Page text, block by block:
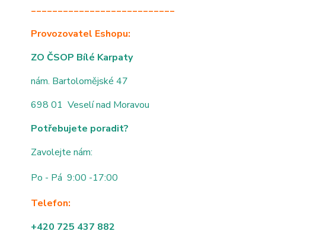
___________________________
Provozovatel Eshopu:
ZO ČSOP Bílé Karpaty
nám. Bartolomějské 47
698 01 Veselí nad Moravou
Potřebujete poradit?
Zavolejte nám:
Po - Pá 9:00 -17:00
Telefon:
+420 725 437 882